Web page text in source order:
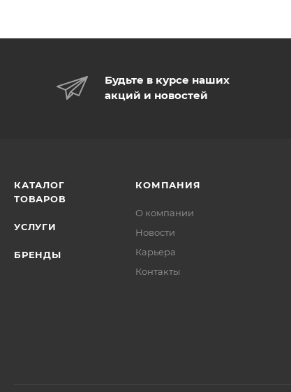
Будьте в курсе наших
акций и новостей
КАТАЛОГ
ТОВАРОВ
УСЛУГИ
БРЕНДЫ
КОМПАНИЯ
О компании
Новости
Карьера
Контакты